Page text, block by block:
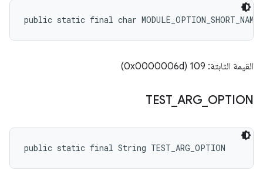
public static final char MODULE_OPTION_SHORT_NAME
القيمة الثابتة: 109 (0x0000006d)
TEST_ ARG_ OPTION
public static final String TEST_ARG_OPTION